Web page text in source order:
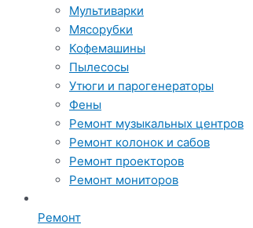
Мультиварки
Мясорубки
Кофемашины
Пылесосы
Утюги и парогенераторы
Фены
Ремонт музыкальных центров
Ремонт колонок и сабов
Ремонт проекторов
Ремонт мониторов
Ремонт